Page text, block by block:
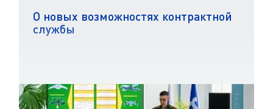
О новых возможностях контрактной
службы